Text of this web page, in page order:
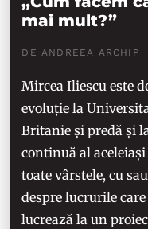
mai mult?”
DE ANDREEA ARCHIP
Mircea Iliescu este
evoluție la
Britanie și predă și
continuă al
toate vârstele, cu
despre lucrurile
lucrează la un